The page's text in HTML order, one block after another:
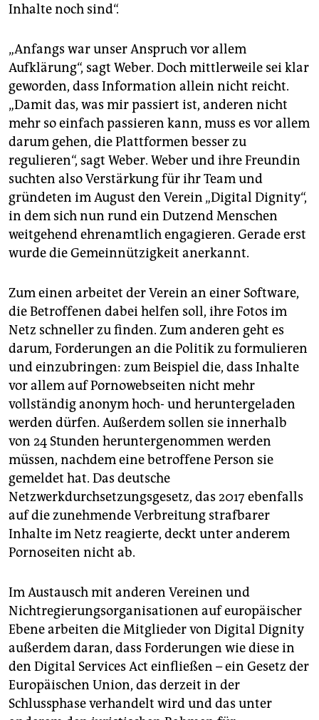
Inhalte noch sind“.
„Anfangs war unser Anspruch vor allem
Aufklärung“, sagt Weber. Doch mittlerweile sei klar
geworden, dass Information allein nicht reicht.
„Damit das, was mir passiert ist, anderen nicht
mehr so einfach passieren kann, muss es vor allem
darum gehen, die Plattformen besser zu
regulieren“, sagt Weber. Weber und ihre Freundin
suchten also Verstärkung für ihr Team und
gründeten im August den Verein „Digital Dig­nity“,
in dem sich nun rund ein Dutzend Menschen
weitgehend ehrenamtlich engagieren. Gerade erst
wurde die Gemeinnützigkeit anerkannt.
Zum einen arbeitet der Verein an einer Software,
die Betroffenen dabei helfen soll, ihre Fotos im
Netz schneller zu finden. Zum anderen geht es
darum, Forderungen an die Politik zu formulieren
und einzubringen: zum Beispiel die, dass Inhalte
vor allem auf Pornowebseiten nicht mehr
vollständig anonym hoch- und heruntergeladen
werden dürfen. Außerdem sollen sie innerhalb
von 24 Stunden heruntergenommen werden
müssen, nachdem eine betroffene Person sie
gemeldet hat. Das deutsche
Netzwerkdurchsetzungsgesetz, das 2017 ebenfalls
auf die zunehmende Verbreitung strafbarer
Inhalte im Netz reagierte, deckt unter anderem
Pornoseiten nicht ab.
Im Austausch mit anderen Vereinen und
Nichtregierungsorganisationen auf europäischer
Ebene arbeiten die Mitglieder von Digital Dignity
außerdem daran, dass Forderungen wie diese in
den Digital Services Act einfließen – ein Gesetz der
Europäischen Union, das derzeit in der
Schlussphase verhandelt wird und das unter